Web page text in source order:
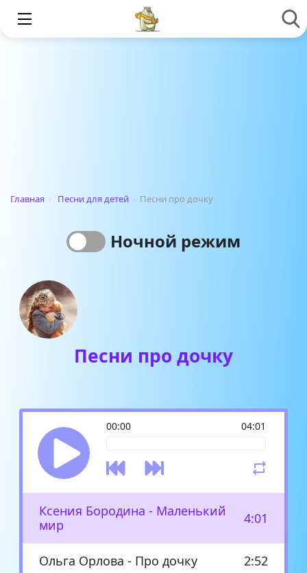
Главная › Песни для детей › Песни про дочку
Ночной режим
Песни про дочку
00:00 04:01
Ксения Бородина - Маленький
мир
4:01
Ольга Орлова - Про дочку 2:52